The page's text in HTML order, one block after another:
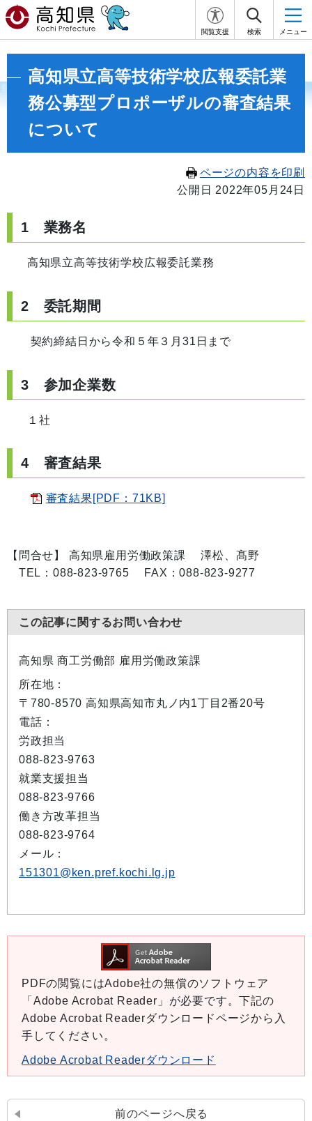
閲覧支援 検索 メニュー
高知県立高等技術学校広報委託業
務公募型プロポーザルの審査結果
について
ページの内容を印刷
公開日 2022年05月24日
1 業務名
高知県立高等技術学校広報委託業務
2 委託期間
契約締結日から令和５年３月31日まで
3 参加企業数
１社
4 審査結果
審査結果[PDF：71KB]
【問合せ】 高知県雇用労働政策課 澤松、髙野
TEL：088-823-9765 FAX：088-823-9277
この記事に関するお問い合わせ
高知県 商工労働部 雇用労働政策課
所在地：
〒780-8570 高知県高知市丸ノ内1丁目2番20号
電話：
労政担当
088-823-9763
就業支援担当
088-823-9766
働き方改革担当
088-823-9764
メール：
151301@ken.pref.kochi.lg.jp
PDFの閲覧にはAdobe社の無償のソフトウェア
「Adobe Acrobat Reader」が必要です。下記の
Adobe Acrobat Readerダウンロードページから入
手してください。
Adobe Acrobat Readerダウンロード
前のページへ戻る